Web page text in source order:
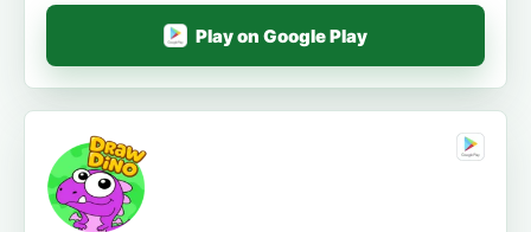
Play on Google Play